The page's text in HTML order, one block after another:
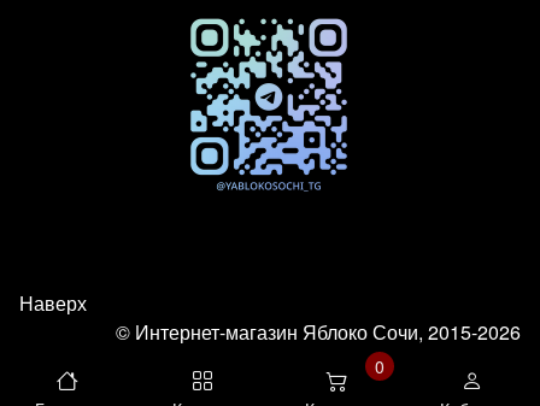
Наверх
© Интернет-магазин Яблоко Сочи, 2015-2026
0